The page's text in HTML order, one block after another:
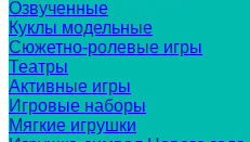
Озвученные
Куклы модельные
Сюжетно-ролевые игры
Театры
Активные игры
Игровые наборы
Мягкие игрушки